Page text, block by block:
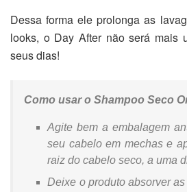
Dessa forma ele prolonga as
looks, o Day After não será mais
seus dias!
Como usar o Shampoo Seco
Agite bem a embalagem
seu cabelo em mechas e
raiz do cabelo seco, a uma
Deixe o produto absorver